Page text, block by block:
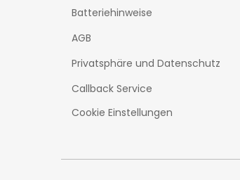
Batteriehinweise
AGB
Privatsphäre und Datenschutz
Callback Service
Cookie Einstellungen